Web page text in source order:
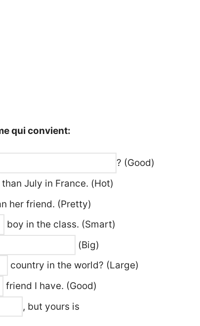
qui convient:
? (Good)
than July in France. (Hot)
her friend. (Pretty)
boy in the class. (Smart)
(Big)
country in the world? (Large)
friend I have. (Good)
, but yours is